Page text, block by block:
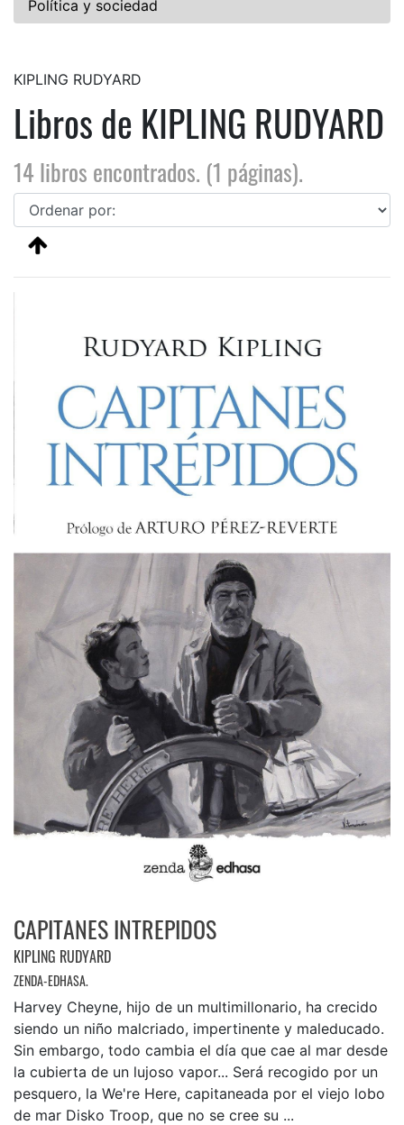
Política y sociedad
KIPLING RUDYARD
Libros de KIPLING RUDYARD
14 libros encontrados. (1 páginas).
CAPITANES INTREPIDOS
KIPLING RUDYARD
ZENDA-EDHASA.
Harvey Cheyne, hijo de un multimillonario, ha crecido
siendo un niño malcriado, impertinente y maleducado.
Sin embargo, todo cambia el día que cae al mar desde
la cubierta de un lujoso vapor... Será recogido por un
pesquero, la We're Here, capitaneada por el viejo lobo
de mar Disko Troop, que no se cree su ...